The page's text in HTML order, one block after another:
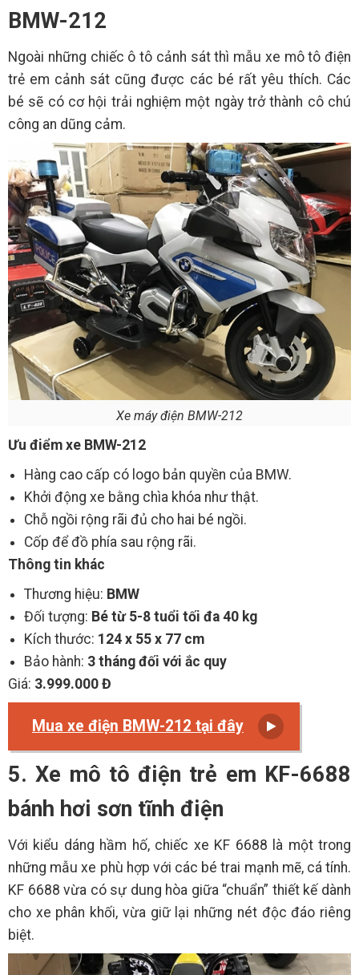
BMW-212
Ngoài những chiếc ô tô cảnh sát thì mẫu xe mô tô điện
trẻ em cảnh sát cũng được các bé rất yêu thích. Các
bé sẽ có cơ hội trải nghiệm một ngày trở thành cô chú
công an dũng cảm.
Xe máy điện BMW-212
Ưu điểm xe BMW-212
Hàng cao cấp có logo bản quyền của BMW.
Khởi động xe bằng chìa khóa như thật.
Chỗ ngồi rộng rãi đủ cho hai bé ngồi.
Cốp để đồ phía sau rộng rãi.
Thông tin khác
Thương hiệu: BMW
Đối tượng: Bé từ 5-8 tuổi tối đa 40 kg
Kích thước: 124 x 55 x 77 cm
Bảo hành: 3 tháng đối với ắc quy
Giá: 3.999.000 Đ
Mua xe điện BMW-212 tại đây
5. Xe mô tô điện trẻ em KF-6688
bánh hơi sơn tĩnh điện
Với kiểu dáng hầm hố, chiếc xe KF 6688 là một trong
những mẫu xe phù hợp với các bé trai mạnh mẽ, cá tính.
KF 6688 vừa có sự dung hòa giữa “chuẩn” thiết kế dành
cho xe phân khối, vừa giữ lại những nét độc đáo riêng
biệt.